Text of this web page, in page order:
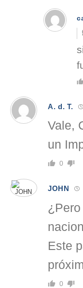
A. d. T.
Vale,
un
0
JOHN
Este
0